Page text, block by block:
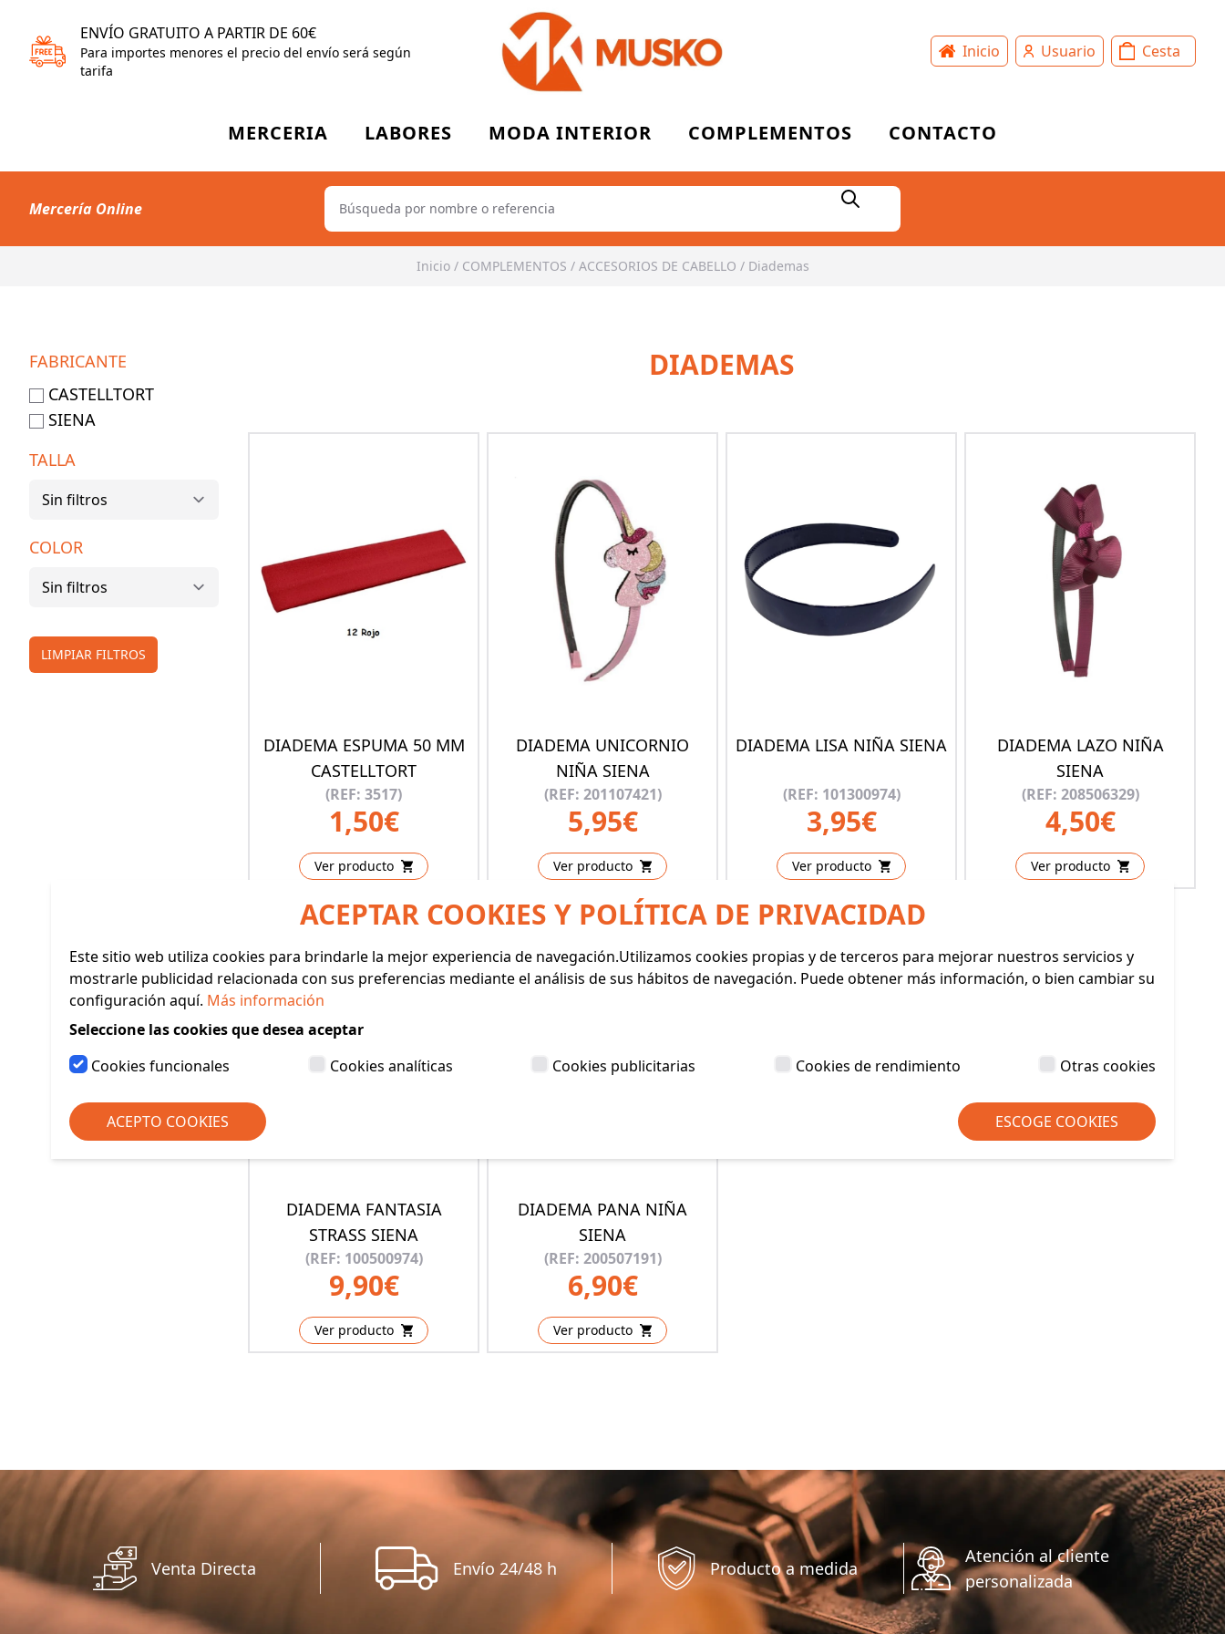
ENVÍO GRATUITO A PARTIR DE 60€
Para importes menores el precio del envío será según
tarifa
Inicio Usuario Cesta
MERCERIA LABORES MODA INTERIOR COMPLEMENTOS CONTACTO
Mercería Online
Inicio / COMPLEMENTOS / ACCESORIOS DE CABELLO / Diademas
FABRICANTE
CASTELLTORT
SIENA
TALLA
COLOR
LIMPIAR FILTROS
DIADEMAS
DIADEMA ESPUMA 50 MM
CASTELLTORT
(REF: 3517)
1,50€
Ver producto
DIADEMA UNICORNIO
NIÑA SIENA
(REF: 201107421)
5,95€
Ver producto
DIADEMA LISA NIÑA SIENA
(REF: 101300974)
3,95€
Ver producto
DIADEMA LAZO NIÑA
SIENA
(REF: 208506329)
4,50€
Ver producto
DIADEMA FANTASIA
STRASS SIENA
(REF: 100500974)
9,90€
Ver producto
DIADEMA PANA NIÑA
SIENA
(REF: 200507191)
6,90€
Ver producto
Venta Directa Envío 24/48 h Producto a medida
Atención al cliente
personalizada
ACEPTAR COOKIES Y POLÍTICA DE PRIVACIDAD
Este sitio web utiliza cookies para brindarle la mejor experiencia de navegación.Utilizamos cookies propias y de terceros para mejorar nuestros servicios y
mostrarle publicidad relacionada con sus preferencias mediante el análisis de sus hábitos de navegación. Puede obtener más información, o bien cambiar su
configuración aquí. Más información
Seleccione las cookies que desea aceptar
Cookies funcionales
Cookies analíticas Cookies publicitarias Cookies de rendimiento Otras cookies
ACEPTO COOKIES ESCOGE COOKIES